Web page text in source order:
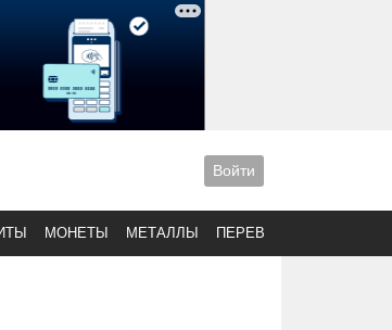
Войти
МОНЕТЫ МЕТАЛЛЫ ПЕРЕВОДЫ